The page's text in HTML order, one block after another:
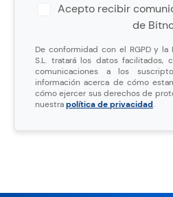
Acepto recibir
de
De conformidad con el RGPD y la
S.L. tratará los datos facilitados,
comunicaciones a los
información acerca de cómo
cómo ejercer sus derechos de
nuestrapolítica de privacidad.